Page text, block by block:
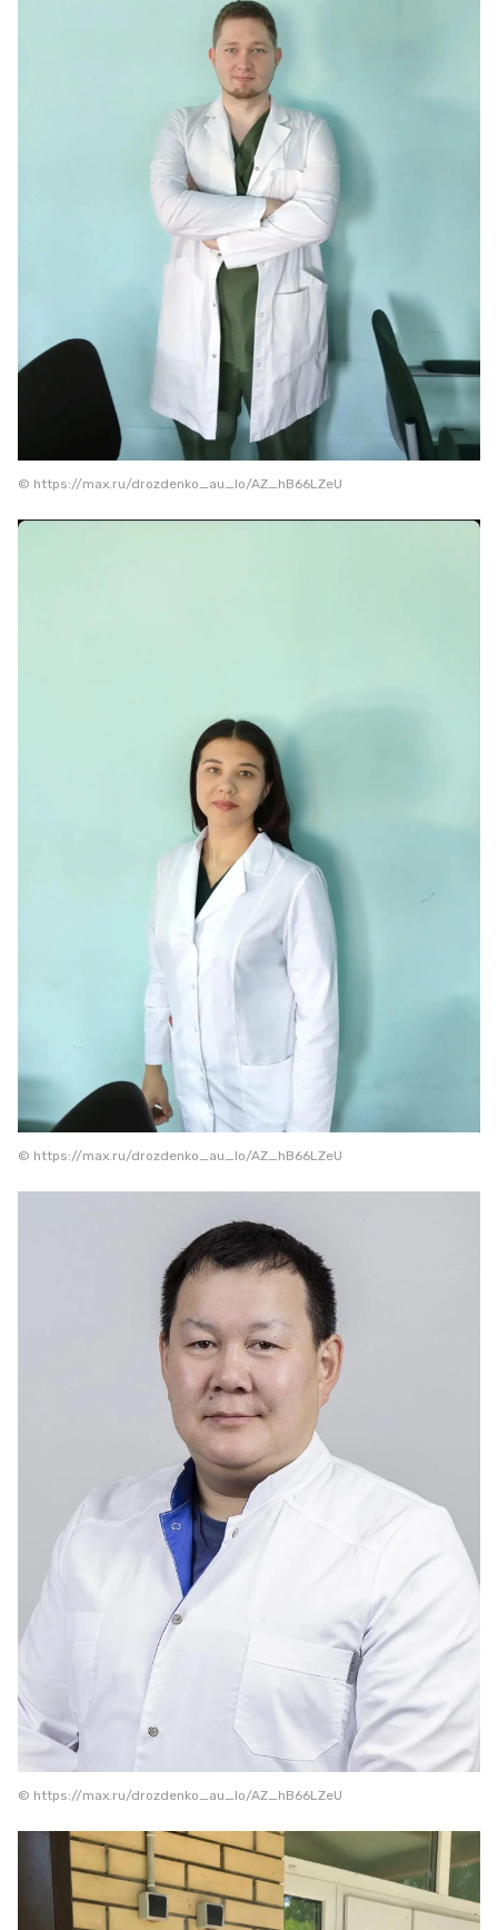
© https://max.ru/drozdenko_au_lo/AZ_hB66LZeU
© https://max.ru/drozdenko_au_lo/AZ_hB66LZeU
© https://max.ru/drozdenko_au_lo/AZ_hB66LZeU